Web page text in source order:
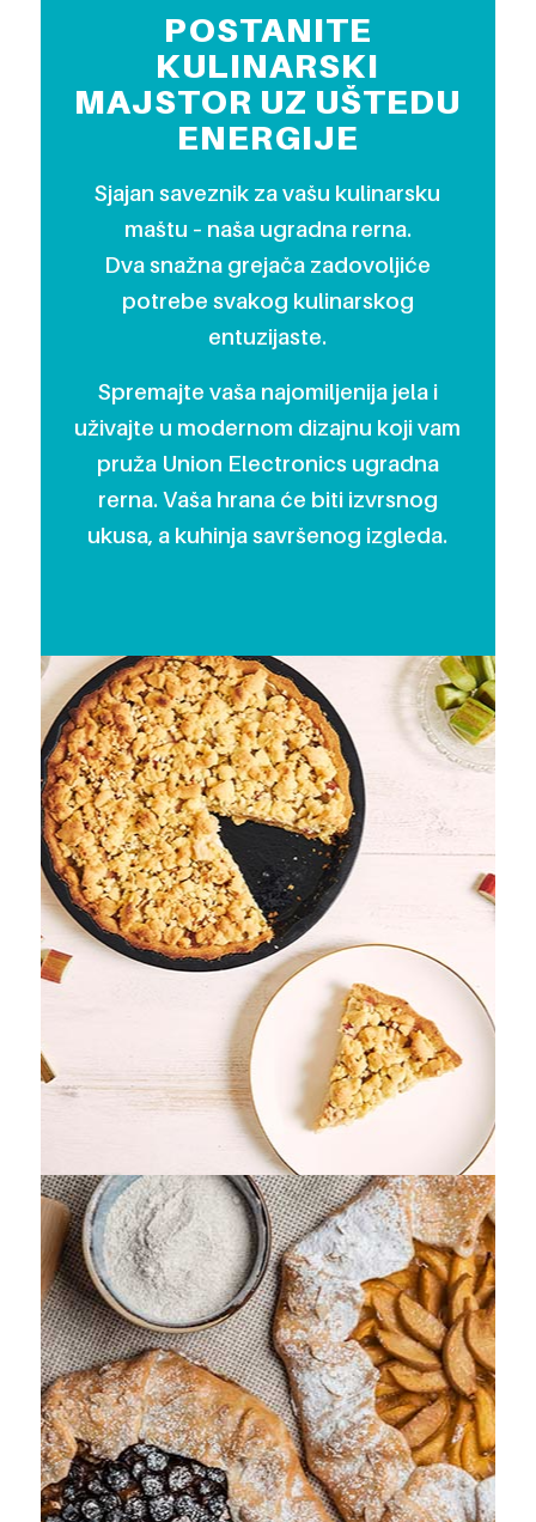
POSTANITE
KULINARSKI
MAJSTOR UZ UŠTEDU
ENERGIJE
Sjajan saveznik za vašu kulinarsku
maštu – naša ugradna rerna.
Dva snažna grejača zadovoljiće
potrebe svakog kulinarskog
entuzijaste.
Spremajte vaša najomiljenija jela i
uživajte u modernom dizajnu koji vam
pruža Union Electronics ugradna
rerna. Vaša hrana će biti izvrsnog
ukusa, a kuhinja savršenog izgleda.